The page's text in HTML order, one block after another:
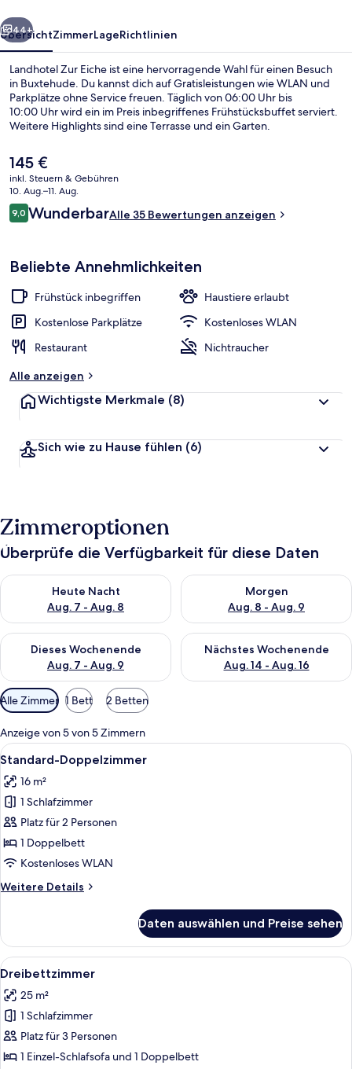
Weiter
44+
ÜbersichtZimmerLageRichtlinien
Landhotel Zur Eiche ist eine hervorragende Wahl für einen Besuch
in Buxtehude. Du kannst dich auf Gratisleistungen wie WLAN und
Parkplätze ohne Service freuen. Täglich von 06:00 Uhr bis
10:00 Uhr wird ein im Preis inbegriffenes Frühstücksbuffet serviert.
Weitere Highlights sind eine Terrasse und ein Garten.
Der
aktuelle
Preis
beträgt
145 €.
145 €
inkl. Steuern & Gebühren
10. Aug.–11. Aug.
Bewertungen
9,09,0 von 10.
WunderbarAlle 35 Bewertungen anzeigen
Beliebte Annehmlichkeiten
Frühstück inbegriffen
Haustiere erlaubt
Kostenlose Parkplätze
Kostenloses WLAN
Restaurant
Nichtraucher
Alle anzeigen
Wichtigste Merkmale (8)
Sich wie zu Hause fühlen (6)
Zimmeroptionen
Überprüfe die Verfügbarkeit für diese Daten
Heute Nacht
Aug. 7 - Aug. 8
Überprüfe die Verfügbarkeit für heute Nacht, Aug. 7 - Aug. 8.
Morgen
Aug. 8 - Aug. 9
Überprüfe die Verfügbarkeit
Dieses Wochenende
Aug. 7 - Aug. 9
Überprüfe die Verfügbarkeit für dieses Wochenende, Aug. 7
Nächstes Wochenende
Aug. 14 - Aug. 16
Überprüfe die Verfügbarkeit
Verfügbare
Filter
für
Zimmer
Alle Zimmer 1 Bett 2 Betten
Anzeige von 5 von 5 Zimmern
Alle
Fotos
für
Standard-
Doppelzimmer
anzeigen
Ein Hotelzimmer mit Bett,
5
Standard-Doppelzimmer
16 m²
1 Schlafzimmer
Platz für 2 Personen
1 Doppelbett
Kostenloses WLAN
Weitere Details
Weitere
Doppelzimmer
Daten auswählen und Preise sehen
Alle
Fotos
für
Dreibettzimmer
anzeigen
Ein Hotelzimmer mit Bett,
6
Dreibettzimmer
25 m²
1 Schlafzimmer
Platz für 3 Personen
1 Einzel-Schlafsofa und 1 Doppelbett